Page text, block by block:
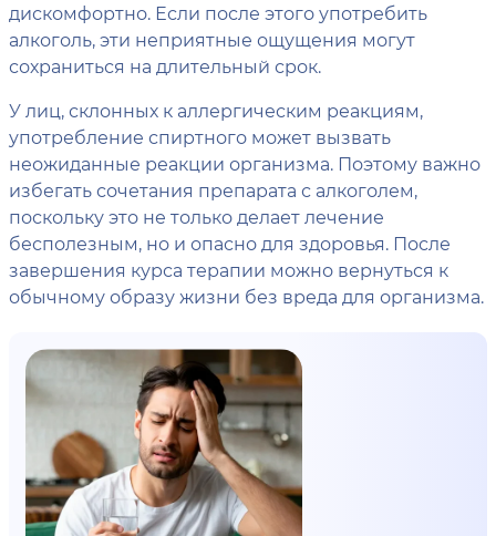
дискомфортно. Если после этого употребить
алкоголь, эти неприятные ощущения могут
сохраниться на длительный срок.
У лиц, склонных к аллергическим реакциям,
употребление спиртного может вызвать
неожиданные реакции организма. Поэтому важно
избегать сочетания препарата с алкоголем,
поскольку это не только делает лечение
бесполезным, но и опасно для здоровья. После
завершения курса терапии можно вернуться к
обычному образу жизни без вреда для организма.